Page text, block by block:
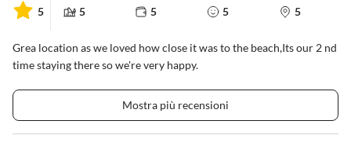
5 5 5 5 5
Grea location as we loved how close it was to the beach,Its our 2 nd
time staying there so we're very happy.
Mostra più recensioni